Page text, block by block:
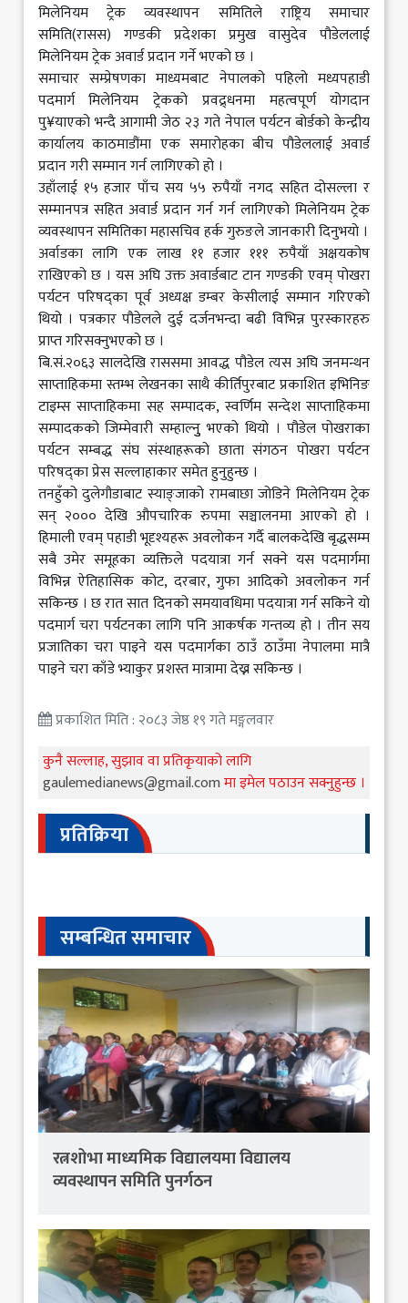
मिलेनियम ट्रेक व्यवस्थापन समितिले राष्ट्रिय समाचार
समिति(रासस) गण्डकी प्रदेशका प्रमुख वासुदेव पौडेललाई
मिलेनियम ट्रेक अवार्ड प्रदान गर्ने भएको छ ।
समाचार सम्प्रेषणका माध्यमबाट नेपालको पहिलो मध्यपहाडी
पदमार्ग मिलेनियम ट्रेकको प्रवद्र्धनमा महत्वपूर्ण योगदान
पु¥याएको भन्दै आगामी जेठ २३ गते नेपाल पर्यटन बोर्डको केन्द्रीय
कार्यालय काठमाडौंमा एक समारोहका बीच पौडेललाई अवार्ड
प्रदान गरी सम्मान गर्न लागिएको हो ।
उहाँलाई १५ हजार पाँच सय ५५ रुपैयाँ नगद सहित दोसल्ला र
सम्मानपत्र सहित अवार्ड प्रदान गर्न गर्न लागिएको मिलेनियम ट्रेक
व्यवस्थापन समितिका महासचिव हर्क गुरुङले जानकारी दिनुभयो ।
अर्वाडका लागि एक लाख ११ हजार १११ रुपैयाँ अक्षयकोष
राखिएको छ । यस अघि उक्त अवार्डबाट टान गण्डकी एवम् पोखरा
पर्यटन परिषद्का पूर्व अध्यक्ष डम्बर केसीलाई सम्मान गरिएको
थियो । पत्रकार पौडेलले दुई दर्जनभन्दा बढी विभिन्न पुरस्कारहरु
प्राप्त गरिसक्नुभएको छ ।
बि.सं.२०६३ सालदेखि राससमा आवद्ध पौडेल त्यस अघि जनमन्थन
साप्ताहिकमा स्तम्भ लेखनका साथै कीर्तिपुरबाट प्रकाशित इभिनिङ
टाइम्स साप्ताहिकमा सह सम्पादक, स्वर्णिम सन्देश साप्ताहिकमा
सम्पादकको जिम्मेवारी सम्हाल्नुु भएको थियो । पौडेल पोखराका
पर्यटन सम्बद्ध संघ संस्थाहरूको छाता संगठन पोखरा पर्यटन
परिषद्का प्रेस सल्लाहाकार समेत हुनुहुन्छ ।
तनहुँको दुलेगौडाबाट स्याङ्जाको रामबाछा जोडिने मिलेनियम ट्रेक
सन् २००० देखि औपचारिक रुपमा सञ्चालनमा आएको हो ।
हिमाली एवम् पहाडी भूदृश्यहरू अवलोकन गर्दै बालकदेखि बृद्धसम्म
सबै उमेर समूहका व्यक्तिले पदयात्रा गर्न सक्ने यस पदमार्गमा
विभिन्न ऐतिहासिक कोट, दरबार, गुफा आदिको अवलोकन गर्न
सकिन्छ । छ रात सात दिनको समयावधिमा पदयात्रा गर्न सकिने यो
पदमार्ग चरा पर्यटनका लागि पनि आकर्षक गन्तव्य हो । तीन सय
प्रजातिका चरा पाइने यस पदमार्गका ठाउँ ठाउँमा नेपालमा मात्रै
पाइने चरा काँडे भ्याकुर प्रशस्त मात्रामा देख्न सकिन्छ ।
प्रकाशित मिति : २०८३ जेष्ठ १९ गते मङ्गलवार
कुनै सल्लाह, सुझाव वा प्रतिकृयाको लागि
gaulemedianews@gmail.comमा इमेल पठाउन सक्नुहुन्छ ।
प्रतिक्रिया
सम्बन्धित समाचार
रत्नशोभा माध्यमिक विद्यालयमा विद्यालय
व्यवस्थापन समिति पुनर्गठन